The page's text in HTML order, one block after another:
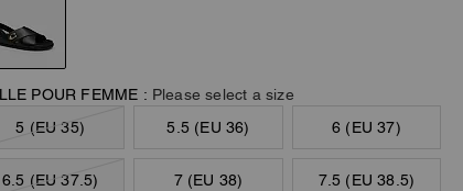
POUR FEMME : Please select a size
5 (EU 35)
5.5 (EU 36) 6 (EU 37)
6.5 (EU 37.5) 7 (EU 38) 7.5 (EU 38.5)